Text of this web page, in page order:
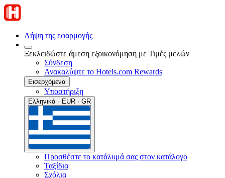
Λήψη της εφαρμογής
Ξεκλειδώστε άμεση εξοικονόμηση με Τιμές μελών
Σύνδεση
Ανακαλύψτε το Hotels.com Rewards
Εισερχόμενα
Υποστήριξη
Ελληνικά · EUR · GR
Προσθέστε το κατάλυμά σας στον κατάλογο
Ταξίδια
Σχόλια